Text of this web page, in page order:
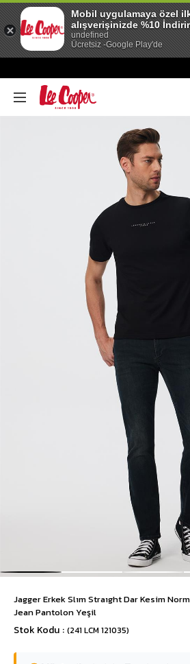
Jagger Erkek Slım Straıght Dar Kesim
Jean Pantolon Yeşil
Stok Kodu (241 LCM 121035)
Mobil uygulamaya özel
alışverişinizde %10
undefined
Ücretsiz -Google Play'de